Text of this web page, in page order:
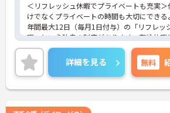
＜リフレッシュ休暇でプライベートも充実＞
けでなくプライベートの時間も大切にできる
年間最大12日（毎月1日付与）の「リフレッ
暇」という独自の制度があります。有給休暇
に付与されるため、これらを組み合わせて連
得し、旅行や趣味を楽しむスタッフも多くい
＜多彩なキャリアパス！あなたの挑戦を応援
＞全国に事業を展開する大手企業の同社だか
そ、描けるキャリアは無限大です。管理職を
目標に合わせた成長を会社がバックアップし
詳細を見る 無料